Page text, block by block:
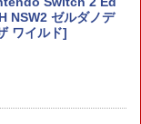
レス コントロー
NSW2 ゼルダノデ
ワイルド]